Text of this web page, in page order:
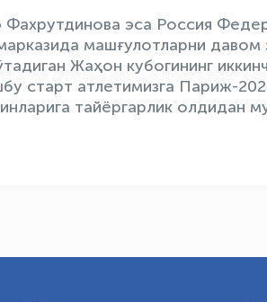
эса Россия
машғулотларни
Жаҳон кубогининг
старт атлетимизга Париж-
тайёргарлик олдидан